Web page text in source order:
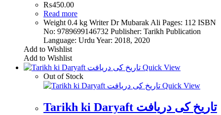
₨450.00
Read more
Weight 0.4 kg Writer Dr Mubarak Ali Pages: 112 ISBN
No: 9789699146732 Publisher: Tarikh Publication
Language: Urdu Year: 2018, 2020
Add to Wishlist
Add to Wishlist
Quick View
Out of Stock
Quick View
Tarikh ki Daryaft تاریخ کی دریافت